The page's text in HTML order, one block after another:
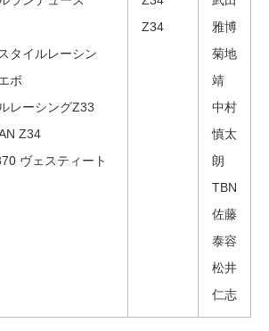
タイルレーシン
ボ
レーシングZ33
Z34
ヴェスティート
Z34
雅博
菊地
靖
中村
慎太
朗
TBN
佐藤
泰容
松井
仁志